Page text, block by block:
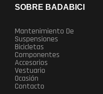
SOBRE BADABICI
Mantenimiento De
Suspensiones
Bicicletas
Componentes
Accesorios
Vestuario
Ocasión
Contacto